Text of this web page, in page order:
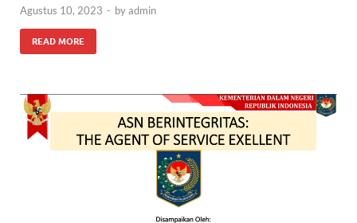
Agustus 10, 2023 - byadmin
READ MORE